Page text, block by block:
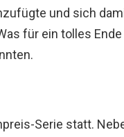
und sich
für ein tolles
Serie statt.